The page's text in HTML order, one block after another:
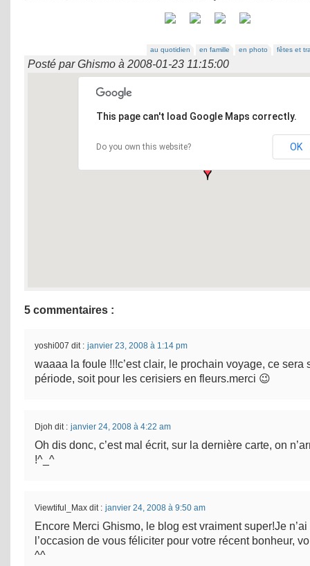
au quotidien en famille en photo fêtes et
Posté parGhismo à 2008-01-23 11:15:00
This page can't load Google Maps correctly.
Do you own this website? OK
5 commentaires :
yoshi007 dit : janvier 23, 2008 à 1:14 pm
waaaa la foule !!!c’est clair, le prochain voyage, ce sera
période, soit pour les cerisiers en fleurs.merci 😉
Djoh dit : janvier 24, 2008 à 4:22 am
Oh dis donc, c’est mal écrit, sur la dernière carte, on
!^_^
Viewtiful_Max dit : janvier 24, 2008 à 9:50 am
Encore Merci Ghismo, le blog est vraiment super!Je
l’occasion de vous féliciter pour votre récent bonheur,
^^